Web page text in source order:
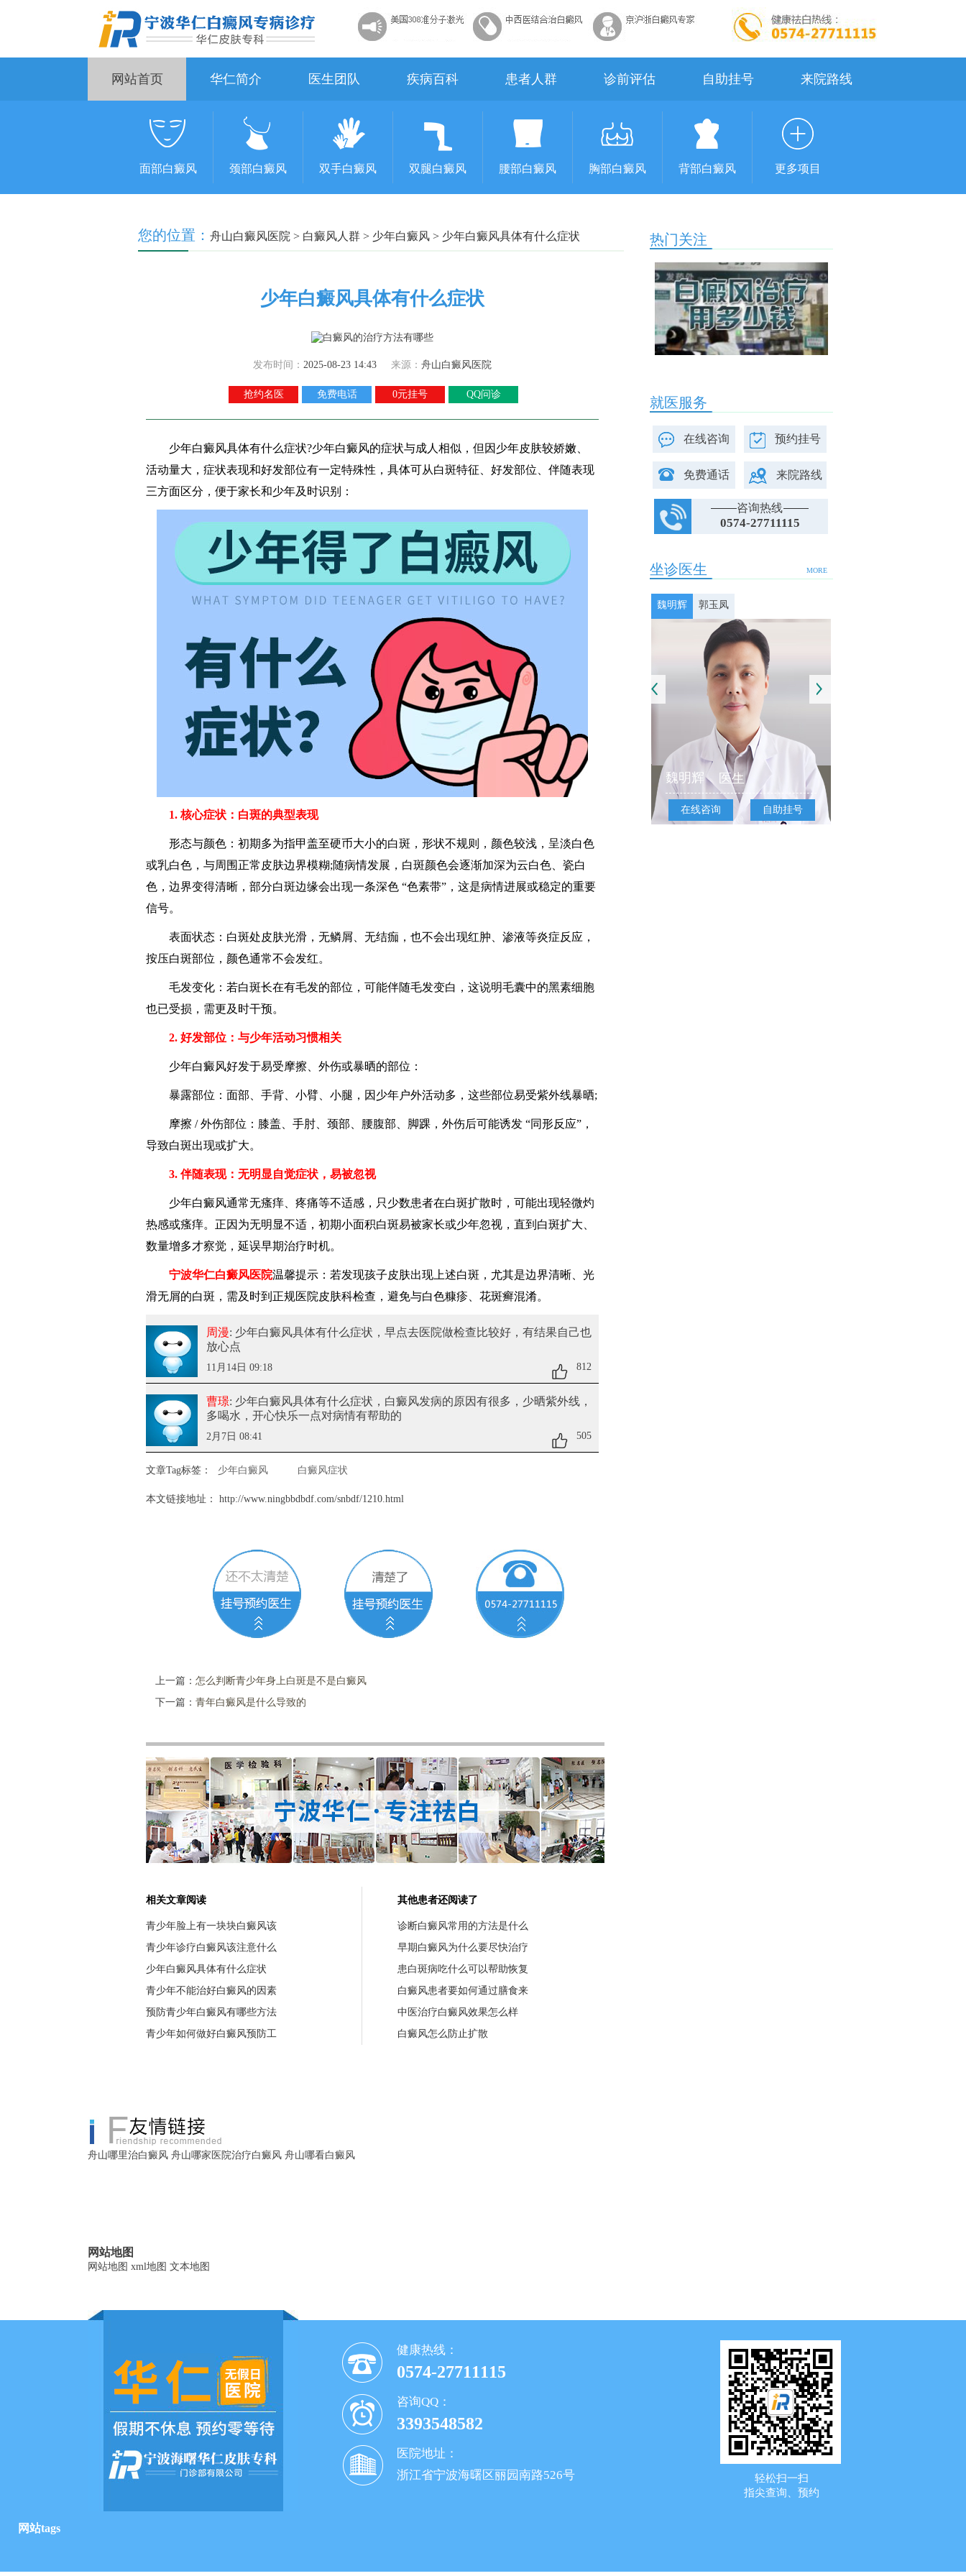
网站首页 华仁简介 医生团队 疾病百科 患者人群 诊前评估 自助挂号 来院路线
面部白癜风 颈部白癜风 双手白癜风 双腿白癜风 腰部白癜风 胸部白癜风 背部白癜风 更多项目
您的位置： 舟山白癜风医院 > 白癜风人群 > 少年白癜风 > 少年白癜风具体有什么症状
少年白癜风具体有什么症状
发布时间： 2025-08-23 14:43 来源： 舟山白癜风医院
抢约名医 免费电话 0元挂号 QQ问诊
少年白癜风具体有什么症状?少年白癜风的症状与成人相似，但因少年皮肤较娇嫩、
活动量大，症状表现和好发部位有一定特殊性，具体可从白斑特征、好发部位、伴随表现
三方面区分，便于家长和少年及时识别：
1. 核心症状：白斑的典型表现
形态与颜色：初期多为指甲盖至硬币大小的白斑，形状不规则，颜色较浅，呈淡白色
或乳白色，与周围正常皮肤边界模糊;随病情发展，白斑颜色会逐渐加深为云白色、瓷白
色，边界变得清晰，部分白斑边缘会出现一条深色 “色素带”，这是病情进展或稳定的重要
信号。
表面状态：白斑处皮肤光滑，无鳞屑、无结痂，也不会出现红肿、渗液等炎症反应，
按压白斑部位，颜色通常不会发红。
毛发变化：若白斑长在有毛发的部位，可能伴随毛发变白，这说明毛囊中的黑素细胞
也已受损，需更及时干预。
2. 好发部位：与少年活动习惯相关
少年白癜风好发于易受摩擦、外伤或暴晒的部位：
暴露部位：面部、手背、小臂、小腿，因少年户外活动多，这些部位易受紫外线暴晒;
摩擦 / 外伤部位：膝盖、手肘、颈部、腰腹部、脚踝，外伤后可能诱发 “同形反应”，
导致白斑出现或扩大。
3. 伴随表现：无明显自觉症状，易被忽视
少年白癜风通常无瘙痒、疼痛等不适感，只少数患者在白斑扩散时，可能出现轻微灼
热感或瘙痒。正因为无明显不适，初期小面积白斑易被家长或少年忽视，直到白斑扩大、
数量增多才察觉，延误早期治疗时机。
宁波华仁白癜风医院温馨提示：若发现孩子皮肤出现上述白斑，尤其是边界清晰、光
滑无屑的白斑，需及时到正规医院皮肤科检查，避免与白色糠疹、花斑癣混淆。
周漫: 少年白癜风具体有什么症状 ，早点去医院做检查比较好，有结果自己也
放心点
11月14日 09:18 812
曹璟: 少年白癜风具体有什么症状 ，白癜风发病的原因有很多，少晒紫外线，
多喝水，开心快乐一点对病情有帮助的
2月7日 08:41 505
文章Tag标签： 少年白癜风 白癜风症状
本文链接地址： http://www.ningbbdbdf.com/snbdf/1210.html
上一篇： 怎么判断青少年身上白斑是不是白癜风
下一篇： 青年白癜风是什么导致的
相关文章阅读
青少年脸上有一块块白癜风该
青少年诊疗白癜风该注意什么
少年白癜风具体有什么症状
青少年不能治好白癜风的因素
预防青少年白癜风有哪些方法
青少年如何做好白癜风预防工
其他患者还阅读了
诊断白癜风常用的方法是什么
早期白癜风为什么要尽快治疗
患白斑病吃什么可以帮助恢复
白癜风患者要如何通过膳食来
中医治疗白癜风效果怎么样
白癜风怎么防止扩散
热门关注
就医服务
在线咨询 预约挂号
免费通话 来院路线
咨询热线
0574-27711115
MORE
坐诊医生
魏明辉 郭玉凤
魏明辉 医生
在线咨询 自助挂号
舟山哪里治白癜风 舟山哪家医院治疗白癜风 舟山哪看白癜风
网站地图
网站地图 xml地图 文本地图
健康热线：
0574-27711115
咨询QQ：
3393548582
医院地址：
浙江省宁波海曙区丽园南路526号
轻松扫一扫
指尖查询、预约
网站tags